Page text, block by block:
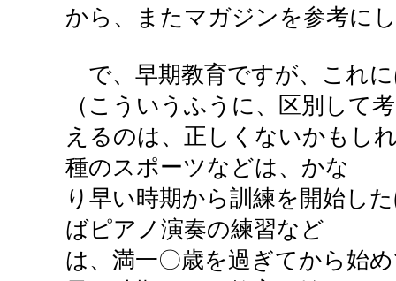
から、またマガジンを参考に
で、早期教育ですが、これ
（こういうふうに、区別して考
えるのは、正しくないかもし
種のスポーツなどは、かな
り早い時期から訓練を開始し
ばピアノ演奏の練習など
は、満一〇歳を過ぎてから始